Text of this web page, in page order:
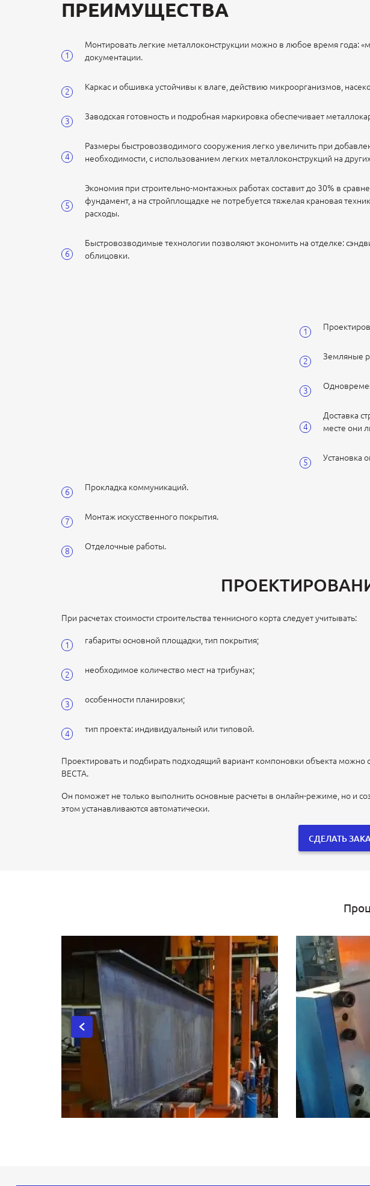
ПРЕИМУЩЕСТВА
Монтировать легкие металлоконструкции можно в любое время года:
документации.
Каркас и обшивка устойчивы к влаге, действию микроорганизмов,
Заводская готовность и подробная маркировка обеспечивает
Размеры быстровозводимого сооружения легко увеличить при
необходимости, с использованием легких металлоконструкций на
Экономия при строительно-монтажных работах составит до 30% в
фундамент, а на стройплощадке не потребуется тяжелая крановая
расходы.
Быстровозводимые технологии позволяют экономить на отделке:
облицовки.
Земляные
Доставка
месте они
Установка
Прокладка коммуникаций.
Монтаж искусственного покрытия.
Отделочные работы.
При расчетах стоимости строительства теннисного корта следует учитывать:
габариты основной площадки, тип покрытия;
необходимое количество мест на трибунах;
особенности планировки;
тип проекта: индивидуальный или типовой.
Проектировать и подбирать подходящий вариант компоновки объекта можно
ВЕСТА.
Он поможет не только выполнить основные расчеты в онлайн-режиме, но и
этом устанавливаются автоматически.
СДЕЛАТЬ